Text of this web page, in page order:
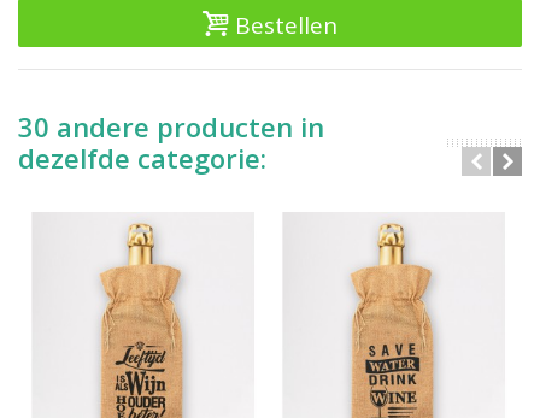
Bestellen
30 andere producten in
dezelfde categorie: